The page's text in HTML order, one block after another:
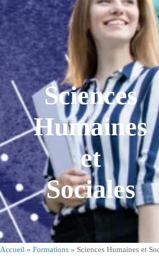
Sciences
Humaines
et
Sociales
Accueil » Formations » Sciences Humaines et